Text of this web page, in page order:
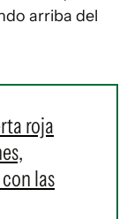
arriba del
roja
las